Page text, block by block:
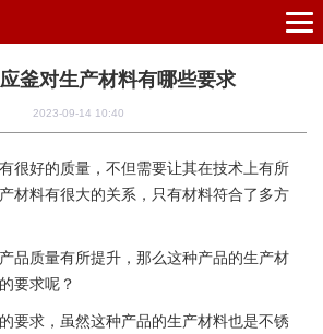
釜对生产材料有哪些要求
2023-09-14 10:40
很好的质量，不但需要让其在技术上有所
材料有很大的关系，只有材料符合了多方
品质量有所提升，那么这种产品的生产材
要求呢？
要求，虽然这种产品的生产材料也是不锈